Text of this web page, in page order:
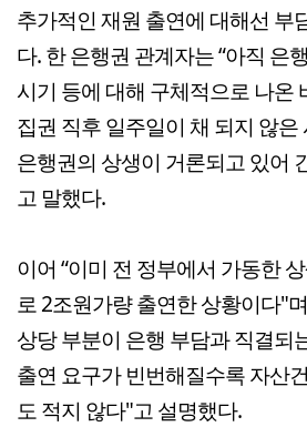
추가적인 재원 출연에 대해선 부
다. 한 은행권 관계자는 “아직 은
시기 등에 대해 구체적으로 나온
집권 직후 일주일이 채 되지 않은
은행권의 상생이 거론되고 있어
고 말했다.
이어 “이미 전 정부에서 가동한
로 2조원가량 출연한 상황이다"
상당 부분이 은행 부담과 직결되
출연 요구가 빈번해질수록 자산
도 적지 않다"고 설명했다.